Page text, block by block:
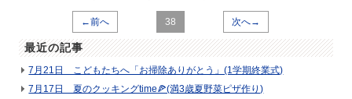
←前へ 38 次へ→
最近の記事
7月21日 こどもたちへ「お掃除ありがとう」(1学期終業式)
7月17日 夏のクッキングtime🍕(満3歳夏野菜ピザ作り)